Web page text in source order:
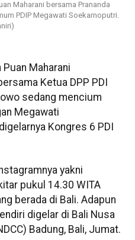
Maharani bersama Prananda
PDIP Megawati Soekarnoputri.
Puan Maharani
Ketua DPP PDI
sedang mencium
Megawati
Kongres 6 PDI
yakni
pukul 14.30 WITA
berada di Bali. Adapun
digelar di Bali Nusa
Badung, Bali, Jumat.